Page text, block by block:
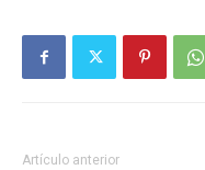
Artículo anterior